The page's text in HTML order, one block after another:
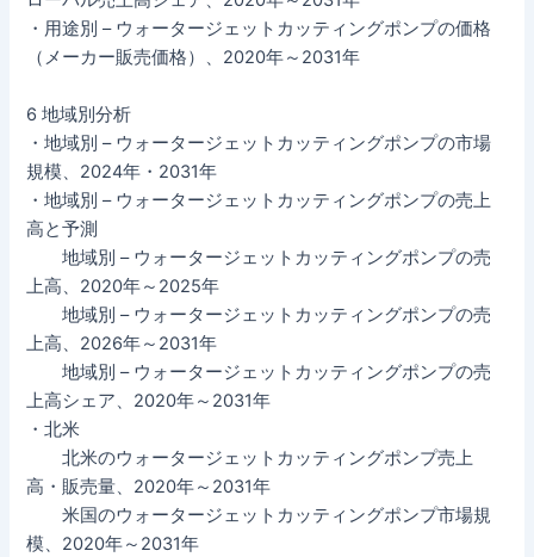
・用途別 – ウォータージェットカッティングポンプの価格
（メーカー販売価格）、2020年～2031年
6 地域別分析
・地域別 – ウォータージェットカッティングポンプの市場
規模、2024年・2031年
・地域別 – ウォータージェットカッティングポンプの売上
高と予測
地域別 – ウォータージェットカッティングポンプの売
上高、2020年～2025年
地域別 – ウォータージェットカッティングポンプの売
上高、2026年～2031年
地域別 – ウォータージェットカッティングポンプの売
上高シェア、2020年～2031年
・北米
北米のウォータージェットカッティングポンプ売上
高・販売量、2020年～2031年
米国のウォータージェットカッティングポンプ市場規
模、2020年～2031年